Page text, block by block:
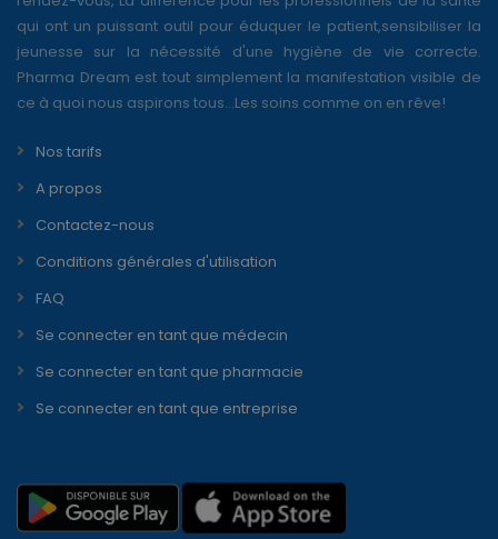
qui ont un puissant outil pour éduquer le patient,sensibiliser la
jeunesse sur la nécessité d'une hygiène de vie correcte.
Pharma Dream est tout simplement la manifestation visible de
ce à quoi nous aspirons tous...Les soins comme on en rêve!
Nos tarifs
A propos
Contactez-nous
Conditions générales d'utilisation
FAQ
Se connecter en tant que médecin
Se connecter en tant que pharmacie
Se connecter en tant que entreprise